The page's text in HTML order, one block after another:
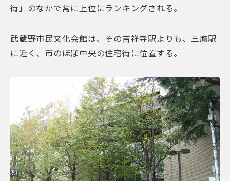
街」のなかで常に上位にランキングされる。
武蔵野市民文化会館は、その吉祥寺駅よりも、三鷹駅
に近く、市のほぼ中央の住宅街に位置する。